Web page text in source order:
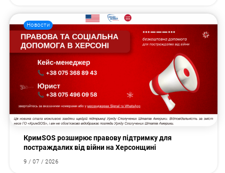
Новости
КримSOS розширює правову підтримку для
постраждалих від війни на Херсонщині
9 / 07 / 2026